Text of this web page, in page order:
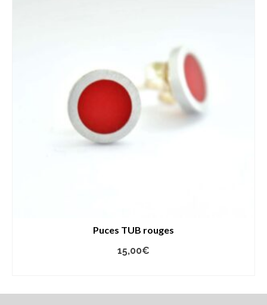
Puces TUB rouges
15,00€